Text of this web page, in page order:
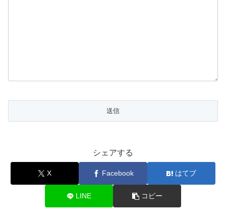
シェアする
X Facebook はてブ
LINE コピー